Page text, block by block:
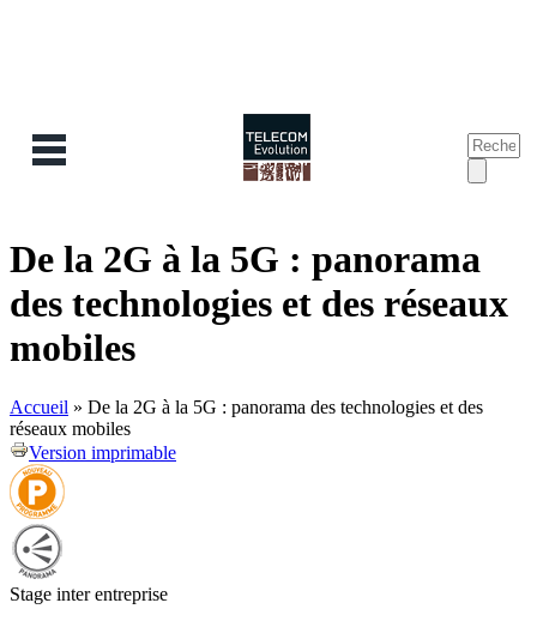
de
De la 2G à la 5G : panorama
des technologies et des réseaux
mobiles
Accueil » De la 2G à la 5G : panorama des technologies et des
réseaux mobiles
Version imprimable
Stage inter entreprise